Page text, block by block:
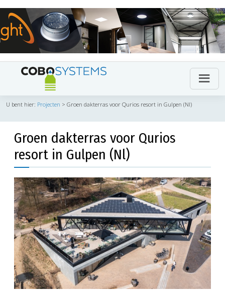
U bent hier: Projecten > Groen dakterras voor Qurios resort in Gulpen (Nl)
Groen dakterras voor Qurios
resort in Gulpen (Nl)